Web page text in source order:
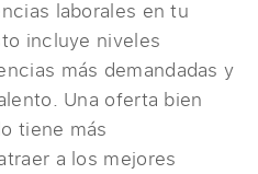
laborales en tu
incluye niveles
más demandadas y
Una oferta bien
tiene más
a los mejores